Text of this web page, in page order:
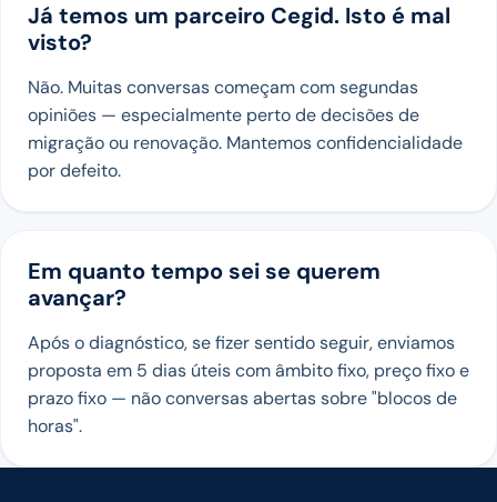
Já temos um parceiro Cegid. Isto é mal
visto?
Não. Muitas conversas começam com segundas
opiniões — especialmente perto de decisões de
migração ou renovação. Mantemos confidencialidade
por defeito.
Em quanto tempo sei se querem
avançar?
Após o diagnóstico, se fizer sentido seguir, enviamos
proposta em 5 dias úteis com âmbito fixo, preço fixo e
prazo fixo — não conversas abertas sobre "blocos de
horas".